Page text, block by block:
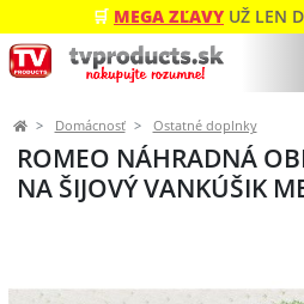
🛒 MEGA ZĽAVY UŽ LEN
Domácnosť Ostatné doplnky
ROMEO NÁHRADNÁ
NA ŠIJOVÝ VANKÚŠIK